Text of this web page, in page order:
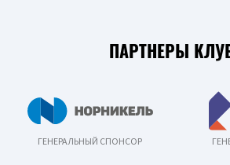
ПАРТНЕРЫ
ГЕНЕРАЛЬНЫЙ СПОНСОР